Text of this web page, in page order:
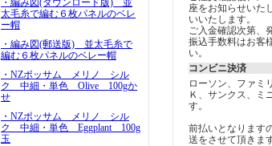
・編み図(ダウンロード版) 並
太毛糸で編む６枚パネルのベレ
ー帽
・編み図(郵送版) 並太毛糸で
編む６枚パネルのベレー帽
・NZポッサム メリノ シル
ク 中細・単色 Olive 100gか
せ
・NZポッサム メリノ シル
ク 中細・単色 Eggplant 100g
玉
座をお知らせいた
いいたします。
ご入金確認次第、
振込手数料はお客
い。
コンビニ決済
ローソン、ファミ
Ｋ、サンクス、ミ
す。
前払いとなります
送をさせて頂きます